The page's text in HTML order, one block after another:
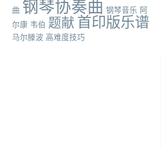
曲 钢琴协奏曲 钢琴音乐 阿
尔康 韦伯 题献 首印版乐谱
马尔滕波 高难度技巧